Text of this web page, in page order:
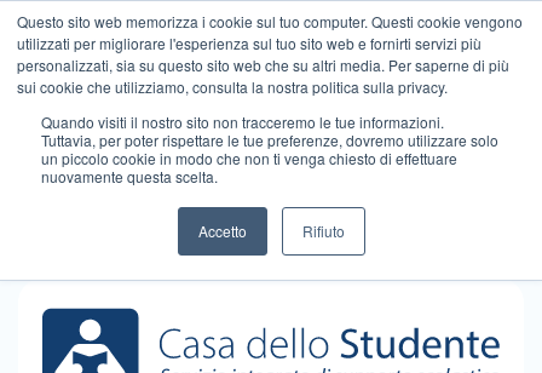
Questo sito web memorizza i cookie sul tuo computer. Questi cookie vengono
utilizzati per migliorare l'esperienza sul tuo sito web e fornirti servizi più
personalizzati, sia su questo sito web che su altri media. Per saperne di più
sui cookie che utilizziamo, consulta la nostra politica sulla privacy.
Quando visiti il ​​nostro sito non tracceremo le tue informazioni.
Tuttavia, per poter rispettare le tue preferenze, dovremo utilizzare solo
un piccolo cookie in modo che non ti venga chiesto di effettuare
nuovamente questa scelta.
Accetto Rifiuto